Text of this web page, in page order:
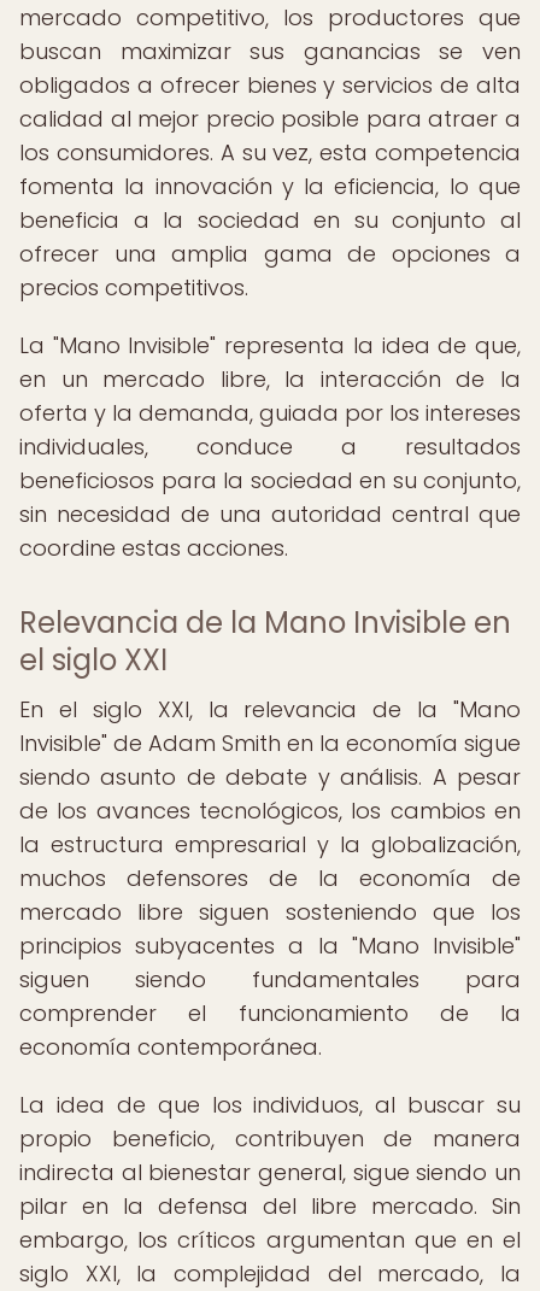
mercado competitivo, los productores que
buscan maximizar sus ganancias se ven
obligados a ofrecer bienes y servicios de alta
calidad al mejor precio posible para atraer a
los consumidores. A su vez, esta competencia
fomenta la innovación y la eficiencia, lo que
beneficia a la sociedad en su conjunto al
ofrecer una amplia gama de opciones a
precios competitivos.
La "Mano Invisible" representa la idea de que,
en un mercado libre, la interacción de la
oferta y la demanda, guiada por los intereses
individuales, conduce a resultados
beneficiosos para la sociedad en su conjunto,
sin necesidad de una autoridad central que
coordine estas acciones.
Relevancia de la Mano Invisible en
el siglo XXI
En el siglo XXI, la relevancia de la "Mano
Invisible" de Adam Smith en la economía sigue
siendo asunto de debate y análisis. A pesar
de los avances tecnológicos, los cambios en
la estructura empresarial y la globalización,
muchos defensores de la economía de
mercado libre siguen sosteniendo que los
principios subyacentes a la "Mano Invisible"
siguen siendo fundamentales para
comprender el funcionamiento de la
economía contemporánea.
La idea de que los individuos, al buscar su
propio beneficio, contribuyen de manera
indirecta al bienestar general, sigue siendo un
pilar en la defensa del libre mercado. Sin
embargo, los críticos argumentan que en el
siglo XXI, la complejidad del mercado, la